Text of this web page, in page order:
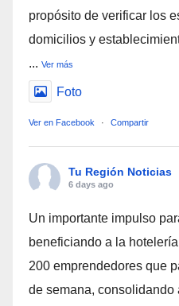
propósito de verificar los
domicilios y
... Ver más
Foto
Ver en Facebook · Compartir
Tu Región Noticias
6 days ago
Un importante impulso
beneficiando a la
200 emprendedores que
de semana,